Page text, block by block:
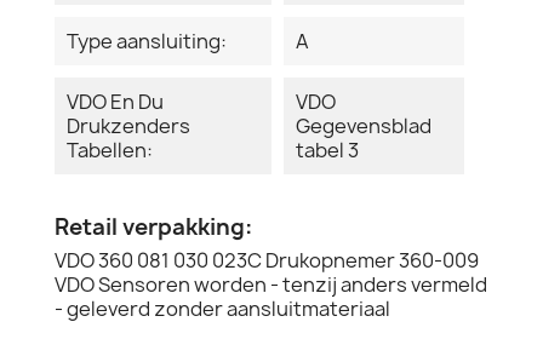
Type aansluiting: A
VDO En Du
Drukzenders
Tabellen:
VDO
Gegevensblad
tabel 3
Retail verpakking:
VDO 360 081 030 023C Drukopnemer 360-009
VDO Sensoren worden - tenzij anders vermeld
- geleverd zonder aansluitmateriaal